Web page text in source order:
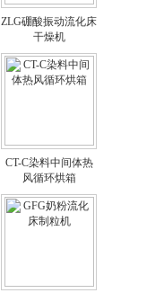
ZLG硼酸振动流化床
干燥机
CT-C染料中间体热
风循环烘箱